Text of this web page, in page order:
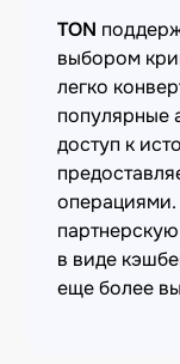
TON
выбором
легко
популярные
доступ к
в виде
еще более